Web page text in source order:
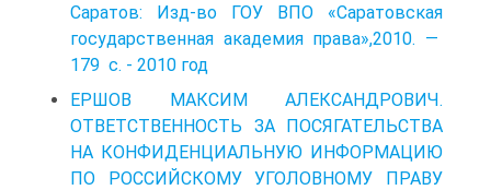
Саратов: Изд-во ГОУ ВПО «Саратовская
государственная академия права»,2010. —
179 с. - 2010 год
ЕРШОВ МАКСИМ АЛЕКСАНДРОВИЧ.
ОТВЕТСТВЕННОСТЬ ЗА ПОСЯГАТЕЛЬСТВА
НА КОНФИДЕНЦИАЛЬНУЮ ИНФОРМАЦИЮ
ПО РОССИЙСКОМУ УГОЛОВНОМУ ПРАВУ